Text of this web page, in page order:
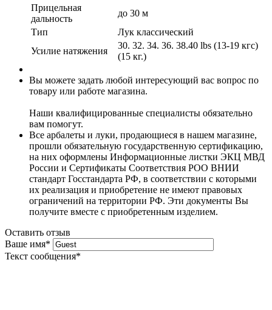
Прицельная
дальность
до 30 м
Тип
Лук классический
Усилие натяжения
30. 32. 34. 36. 38.40 lbs (13-19 кгс)
(15 кг.)
Вы можете задать любой интересующий вас вопрос по
товару или работе магазина.
Наши квалифицированные специалисты обязательно
вам помогут.
Все арбалеты и луки, продающиеся в нашем магазине,
прошли обязательную государственную сертификацию,
на них оформлены Информационные листки ЭКЦ МВД
России и Сертификаты Соответствия РОО ВНИИ
стандарт Госстандарта РФ, в соответствии с которыми
их реализация и приобретение не имеют правовых
ограничений на территории РФ. Эти документы Вы
получите вместе с приобретенным изделием.
Оставить отзыв
Ваше имя*
Текст сообщения*